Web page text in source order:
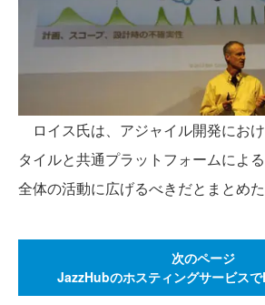
ロイス氏は、アジャイル開発にお
タイルと共通プラットフォームによ
全体の活動に広げるべきだとまとめた
次のページ
JazzHubのホスティングサービス